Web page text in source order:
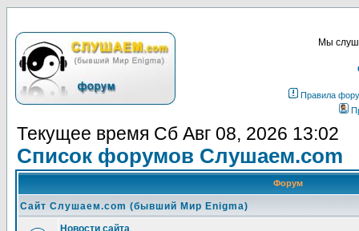
Мы
Правила
Текущее время Сб Авг 08, 2026 13:02
Список форумов Слушаем.com
Форум
Сайт Слушаем.com (бывший Мир Enigma)
Новости сайта